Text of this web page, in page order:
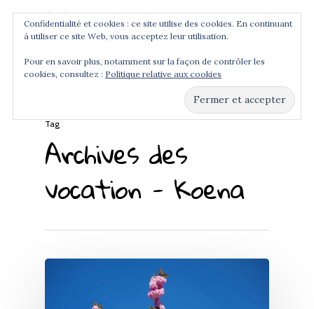
Hit enter to search or ESC to close
Tag
Archives des
vocation - Koena
Confidentialité et cookies : ce site utilise des cookies. En continuant
à utiliser ce site Web, vous acceptez leur utilisation.
Pour en savoir plus, notamment sur la façon de contrôler les
cookies, consultez : Politique relative aux cookies